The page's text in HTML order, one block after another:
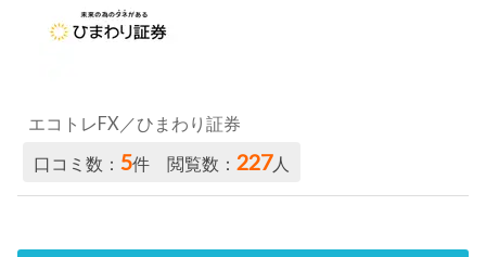
エコトレFX／ひまわり証券
口コミ数：5件 閲覧数：227人